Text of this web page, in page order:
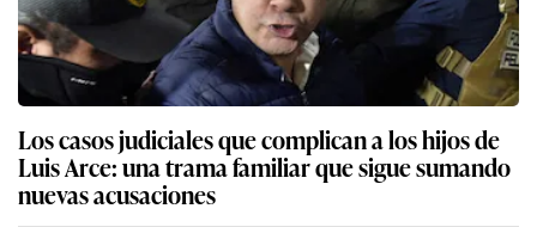
Los casos judiciales que complican a los hijos de
Luis Arce: una trama familiar que sigue sumando
nuevas acusaciones